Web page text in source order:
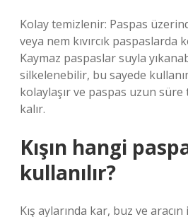
Kolay temizlenir: Paspas
veya nem kıvırcık paspaslarda
Kaymaz paspaslar suyla
silkelenebilir, bu sayede
kolaylaşır ve paspas uzun
kalır.
Kışın hangi
kullanılır?
Kış aylarında kar, buz ve